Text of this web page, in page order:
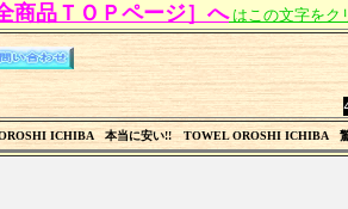
商品ＴＯＰページ］へはこの文字をク
ICHIBA 本当に安い!! TOWEL OROSHI ICHIBA